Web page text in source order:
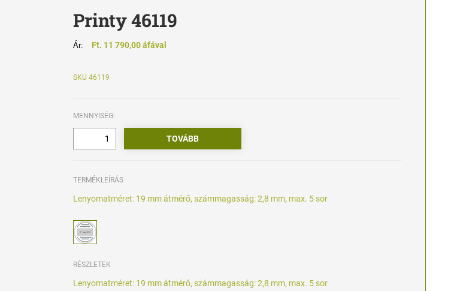
Printy 46119
Ár: Ft. 11 790,00 áfával
SKU 46119
MENNYISÉG:
TERMÉKLEÍRÁS
Lenyomatméret: 19 mm átmérő, számmagasság: 2,8 mm, max. 5 sor
RÉSZLETEK
Lenyomatméret: 19 mm átmérő, számmagasság: 2,8 mm, max. 5 sor